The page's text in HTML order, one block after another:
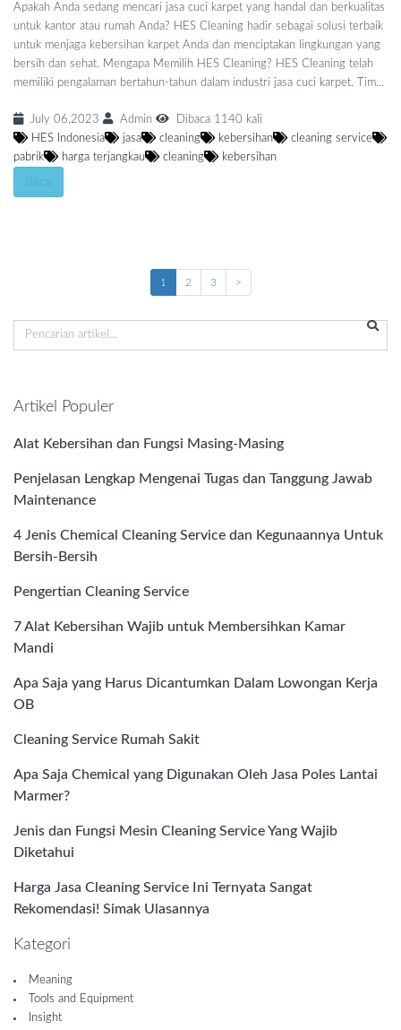
Apakah Anda sedang mencari jasa cuci karpet yang handal dan berkualitas
untuk kantor atau rumah Anda? HES Cleaning hadir sebagai solusi terbaik
untuk menjaga kebersihan karpet Anda dan menciptakan lingkungan yang
bersih dan sehat. Mengapa Memilih HES Cleaning? HES Cleaning telah
memiliki pengalaman bertahun-tahun dalam industri jasa cuci karpet. Tim…
July 06,2023 Admin
Dibaca 1140 kali
HES Indonesia
jasa cleaning kebersihan
cleaning service
pabrik
harga terjangkau cleaning kebersihan
Baca
1 2 3 >
Artikel Populer
Alat Kebersihan dan Fungsi Masing-Masing
Penjelasan Lengkap Mengenai Tugas dan Tanggung Jawab
Maintenance
4 Jenis Chemical Cleaning Service dan Kegunaannya Untuk
Bersih-Bersih
Pengertian Cleaning Service
7 Alat Kebersihan Wajib untuk Membersihkan Kamar
Mandi
Apa Saja yang Harus Dicantumkan Dalam Lowongan Kerja
OB
Cleaning Service Rumah Sakit
Apa Saja Chemical yang Digunakan Oleh Jasa Poles Lantai
Marmer?
Jenis dan Fungsi Mesin Cleaning Service Yang Wajib
Diketahui
Harga Jasa Cleaning Service Ini Ternyata Sangat
Rekomendasi! Simak Ulasannya
Kategori
Meaning
Tools and Equipment
Insight